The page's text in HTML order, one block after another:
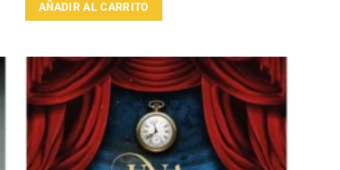
AÑADIR AL CARRITO